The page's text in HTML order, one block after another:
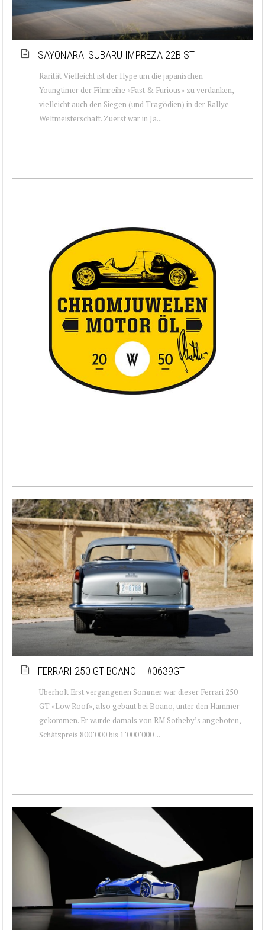
SAYONARA: SUBARU IMPREZA 22B STI
Rarität Vielleicht ist der Hype um die japanischen
Youngtimer der Filmreihe «Fast & Furious» zu verdanken,
vielleicht auch den Siegen (und Tragödien) in der Rallye-
Weltmeisterschaft. Zuerst war in Ja...
FERRARI 250 GT BOANO – #0639GT
Überholt Erst vergangenen Sommer war dieser Ferrari 250
GT «Low Roof», also gebaut bei Boano, unter den Hammer
gekommen. Er wurde damals von RM Sotheby’s angeboten,
Schätzpreis 800’000 bis 1’000’000 ...